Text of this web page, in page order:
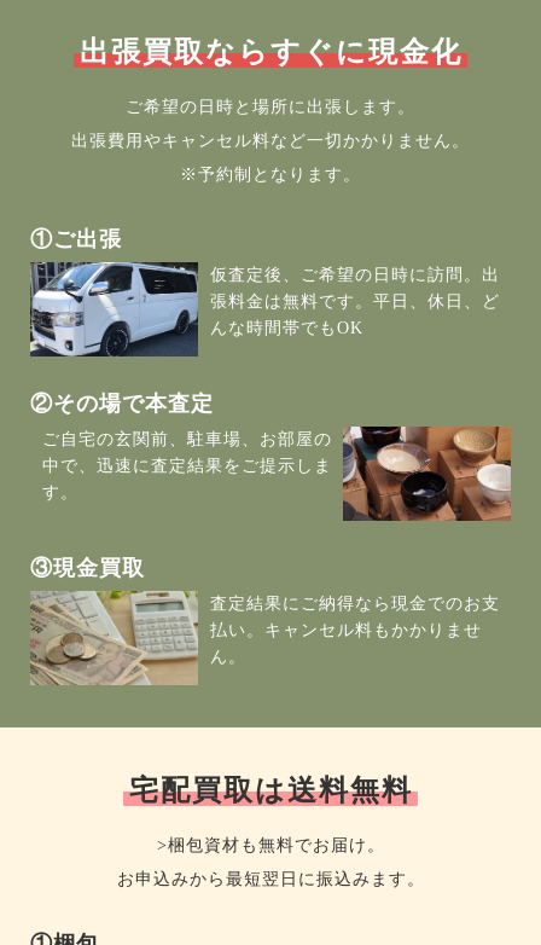
出張買取ならすぐに現金化
ご希望の日時と場所に出張します。
出張費用やキャンセル料など一切かかりません。
※予約制となります。
①ご出張
仮査定後、ご希望の日時に訪問。出
張料金は無料です。平日、休日、ど
んな時間帯でもOK
②その場で本査定
ご自宅の玄関前、駐車場、お部屋の
中で、迅速に査定結果をご提示しま
す。
③現金買取
査定結果にご納得なら現金でのお支
払い。キャンセル料もかかりませ
ん。
宅配買取は送料無料
>梱包資材も無料でお届け。
お申込みから最短翌日に振込みます。